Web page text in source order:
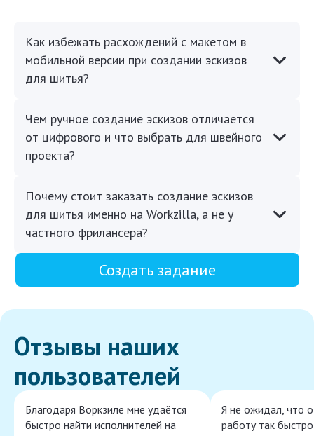
Как избежать расхождений с макетом в
мобильной версии при создании эскизов
для шитья?
Чем ручное создание эскизов отличается
от цифрового и что выбрать для швейного
проекта?
Почему стоит заказать создание эскизов
для шитья именно на Workzilla, а не у
частного фрилансера?
Создать задание
Отзывы наших
пользователей
Благодаря Воркзиле мне удаётся
быстро найти исполнителей на
Я не ожидал, что
работу так